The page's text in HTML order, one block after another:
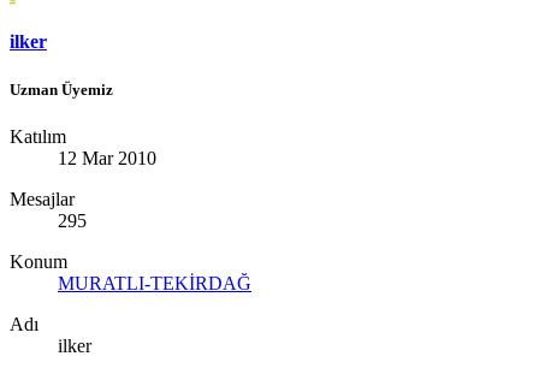
ilker
Uzman Üyemiz
Katılım
12 Mar 2010
Mesajlar
295
Konum
MURATLI-TEKİRDAĞ
Adı
ilker